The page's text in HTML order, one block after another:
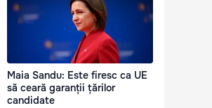
Maia Sandu: Este firesc ca UE
să ceară garanții țărilor
candidate